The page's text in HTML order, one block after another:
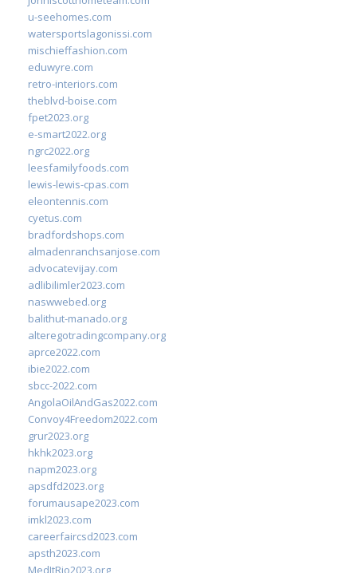
u-seehomes.com
watersportslagonissi.com
mischieffashion.com
eduwyre.com
retro-interiors.com
theblvd-boise.com
fpet2023.org
e-smart2022.org
ngrc2022.org
leesfamilyfoods.com
lewis-lewis-cpas.com
eleontennis.com
cyetus.com
bradfordshops.com
almadenranchsanjose.com
advocatevijay.com
adlibilimler2023.com
naswwebed.org
balithut-manado.org
alteregotradingcompany.org
aprce2022.com
ibie2022.com
sbcc-2022.com
AngolaOilAndGas2022.com
Convoy4Freedom2022.com
grur2023.org
hkhk2023.org
napm2023.org
apsdfd2023.org
forumausape2023.com
imkl2023.com
careerfaircsd2023.com
apsth2023.com
MedItRio2023.org